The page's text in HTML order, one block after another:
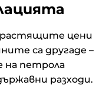
растящите цени
са другаде –
на петрола
разходи.